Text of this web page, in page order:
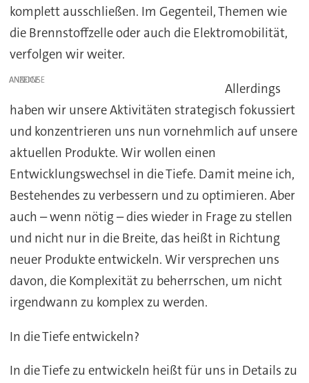
komplett ausschließen. Im Gegenteil, Themen wie
die Brennstoffzelle oder auch die Elektromobilität,
verfolgen wir weiter.
ANZEIGE
Allerdings
haben wir unsere Aktivitäten strategisch fokussiert
und konzentrieren uns nun vornehmlich auf unsere
aktuellen Produkte. Wir wollen einen
Entwicklungswechsel in die Tiefe. Damit meine ich,
Bestehendes zu verbessern und zu optimieren. Aber
auch – wenn nötig – dies wieder in Frage zu stellen
und nicht nur in die Breite, das heißt in Richtung
neuer Produkte entwickeln. Wir versprechen uns
davon, die Komplexität zu beherrschen, um nicht
irgendwann zu komplex zu werden.
In die Tiefe entwickeln?
In die Tiefe zu entwickeln heißt für uns in Details zu